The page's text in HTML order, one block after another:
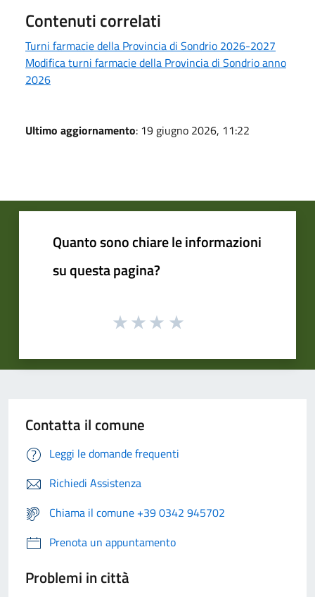
Contenuti correlati
Turni farmacie della Provincia di Sondrio 2026-2027
Modifica turni farmacie della Provincia di Sondrio anno
2026
Ultimo aggiornamento: 19 giugno 2026, 11:22
Quanto sono chiare le informazioni
su questa pagina?
Contatta il comune
Leggi le domande frequenti
Richiedi Assistenza
Chiama il comune +39 0342 945702
Prenota un appuntamento
Problemi in città